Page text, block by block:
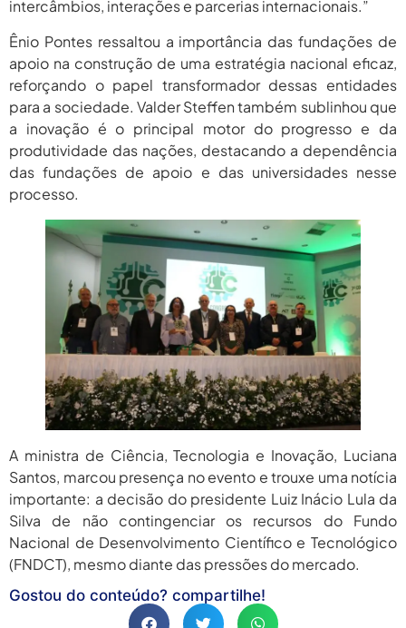
intercâmbios, interações e parcerias internacionais.”
Ênio Pontes ressaltou a importância das fundações de
apoio na construção de uma estratégia nacional eficaz,
reforçando o papel transformador dessas entidades
para a sociedade. Valder Steffen também sublinhou que
a inovação é o principal motor do progresso e da
produtividade das nações, destacando a dependência
das fundações de apoio e das universidades nesse
processo.
A ministra de Ciência, Tecnologia e Inovação, Luciana
Santos, marcou presença no evento e trouxe uma notícia
importante: a decisão do presidente Luiz Inácio Lula da
Silva de não contingenciar os recursos do Fundo
Nacional de Desenvolvimento Científico e Tecnológico
(FNDCT), mesmo diante das pressões do mercado.
Gostou do conteúdo? compartilhe!